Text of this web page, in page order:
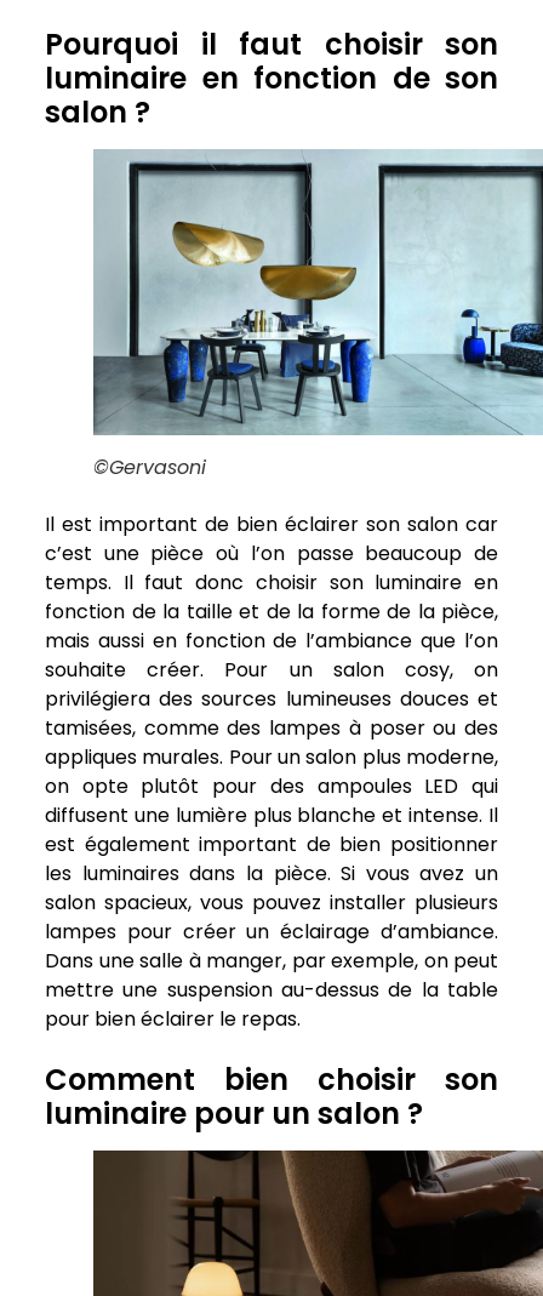
Pourquoi il faut choisir son
luminaire en fonction de son
salon ?
©Gervasoni
Il est important de bien éclairer son salon car
c’est une pièce où l’on passe beaucoup de
temps. Il faut donc choisir son luminaire en
fonction de la taille et de la forme de la pièce,
mais aussi en fonction de l’ambiance que l’on
souhaite créer. Pour un salon cosy, on
privilégiera des sources lumineuses douces et
tamisées, comme des lampes à poser ou des
appliques murales. Pour un salon plus moderne,
on opte plutôt pour des ampoules LED qui
diffusent une lumière plus blanche et intense. Il
est également important de bien positionner
les luminaires dans la pièce. Si vous avez un
salon spacieux, vous pouvez installer plusieurs
lampes pour créer un éclairage d’ambiance.
Dans une salle à manger, par exemple, on peut
mettre une suspension au-dessus de la table
pour bien éclairer le repas.
Comment bien choisir son
luminaire pour un salon ?